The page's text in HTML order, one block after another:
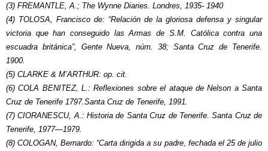
(3) FREMANTLE, A.; The Wynne Diaries. Londres, 1935- 1940
(4) TOLOSA, Francisco de: “Relación de la gloriosa defensa y singular
victoria que han conseguido las Armas de S.M. Católica contra una
escuadra británica”, Gente Nueva, núm. 38; Santa Cruz de Tenerife.
1900.
(5) CLARKE & M’ARTHUR: op. cit.
(6) COLA BENITEZ, L.: Reflexiones sobre el ataque de Nelson a Santa
Cruz de Tenerife 1797.Santa Cruz de Tenerife, 1991.
(7) CIORANESCU, A.: Historia de Santa Cruz de Tenerife. Santa Cruz de
Tenerife, 1977—1979.
(8) COLOGAN, Bernardo: “Carta dirigida a su padre, fechada el 25 de julio